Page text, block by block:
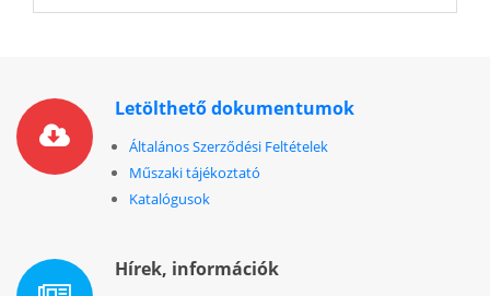
Letölthető dokumentumok
Általános Szerződési Feltételek
Műszaki tájékoztató
Katalógusok
Hírek, információk